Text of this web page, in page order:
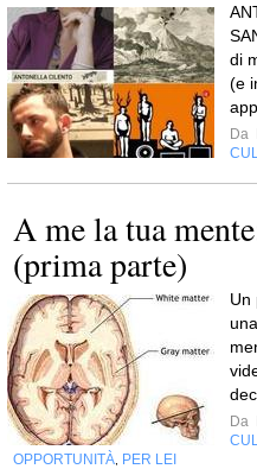
di
(e
Da
A me la tua
(prima parte)
Un
Da
OPPORTUNITÀ PER LEI